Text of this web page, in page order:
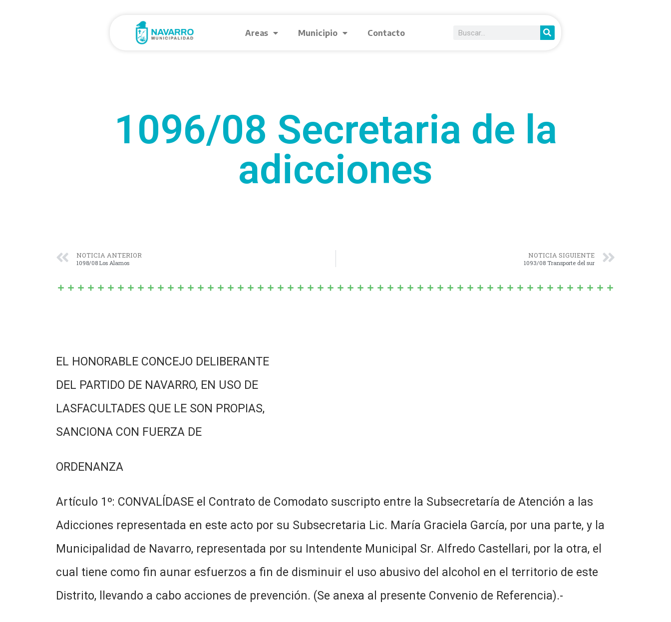
Areas Municipio Contacto
1096/08 Secretaria de la
adicciones
NOTICIA ANTERIOR
1098/08 Los Alamos
NOTICIA SIGUIENTE
1093/08 Transporte del sur
EL HONORABLE CONCEJO DELIBERANTE
DEL PARTIDO DE NAVARRO, EN USO DE
LASFACULTADES QUE LE SON PROPIAS,
SANCIONA CON FUERZA DE
ORDENANZA
Artículo 1º: CONVALÍDASE el Contrato de Comodato suscripto entre la Subsecretaría de Atención a las
Adicciones representada en este acto por su Subsecretaria Lic. María Graciela García, por una parte, y la
Municipalidad de Navarro, representada por su Intendente Municipal Sr. Alfredo Castellari, por la otra, el
cual tiene como fin aunar esfuerzos a fin de disminuir el uso abusivo del alcohol en el territorio de este
Distrito, llevando a cabo acciones de prevención. (Se anexa al presente Convenio de Referencia).-